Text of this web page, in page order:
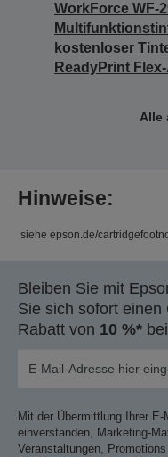
WorkForce WF-
kostenloser
ReadyPrint
Alle
Hinweise:
siehe epson.de/
Bleiben Sie mit
Sie sich sofort
Rabatt von 10 %*
Mit der Übermittlung Ihrer
einverstanden, Marketing-
Veranstaltungen,